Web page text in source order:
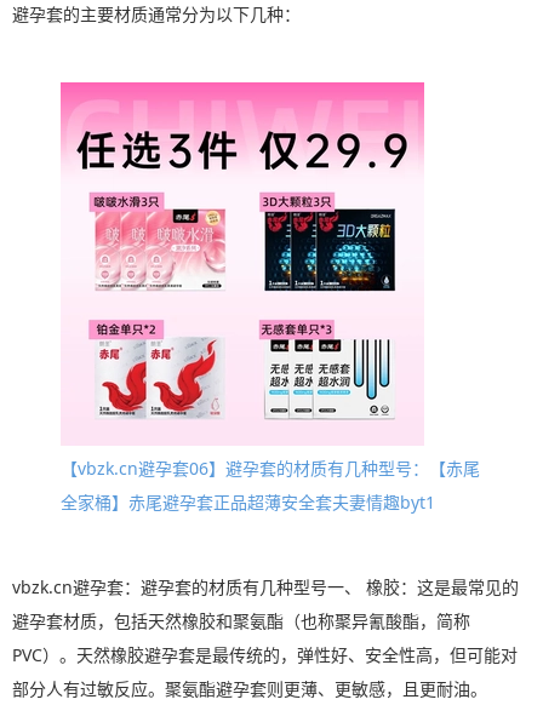
避孕套的主要材质通常分为以下几种：
【vbzk.cn避孕套06】避孕套的材质有几种型号：【赤尾
全家桶】赤尾避孕套正品超薄安全套夫妻情趣byt1
vbzk.cn避孕套：避孕套的材质有几种型号一、 橡胶：这是最常见的
避孕套材质，包括天然橡胶和聚氨酯（也称聚异氰酸酯，简称
PVC）。天然橡胶避孕套是最传统的，弹性好、安全性高，但可能对
部分人有过敏反应。聚氨酯避孕套则更薄、更敏感，且更耐油。